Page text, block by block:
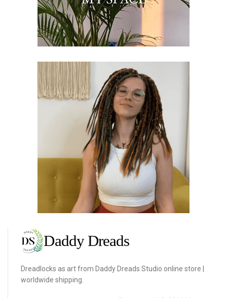
Dreadlocks as art from Daddy Dreads Studio online store |
worldwide shipping.